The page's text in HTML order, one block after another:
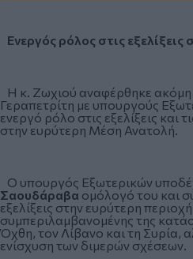
Ενεργός ρόλος στις
Η κ. Ζωχιού αναφέρθηκε ακόμη
Γεραπετρίτη με υπουργούς
ενεργό ρόλο στις εξελίξεις και
στην ευρύτερη Μέση Ανατολή.
Ο υπουργός Εξωτερικών
Σαουδάραβα ομόλογό του και
εξελίξεις στην ευρύτερη
συμπεριλαμβανομένης της
Όχθη, τον Λίβανο και τη Συρία,
ενίσχυση των διμερών σχέσεων.